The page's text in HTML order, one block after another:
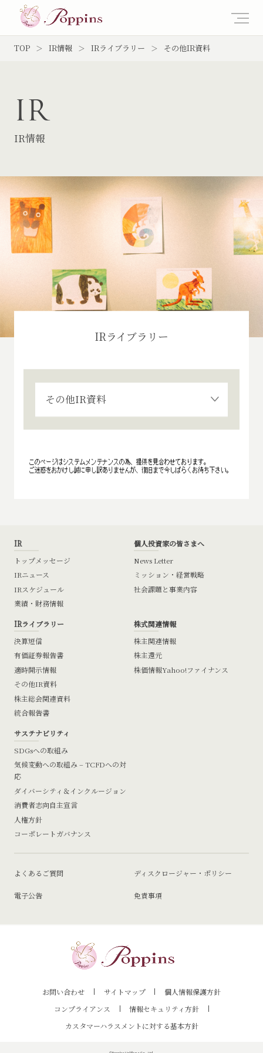
TOP IR情報 IRライブラリー その他IR資料
IR
IR情報
IRライブラリー
その他IR資料
IR
トップメッセージ
IRニュース
IRスケジュール
業績・財務情報
個人投資家の皆さまへ
News Letter
ミッション・経営戦略
社会課題と事業内容
IRライブラリー
決算短信
有価証券報告書
適時開示情報
その他IR資料
株主総会関連資料
統合報告書
株式関連情報
株主関連情報
株主還元
株価情報Yahoo!ファイナンス
サステナビリティ
SDGsへの取組み
気候変動への取組み – TCFDへの対
応
ダイバーシティ＆インクルージョン
消費者志向自主宣言
人権方針
コーポレートガバナンス
よくあるご質問 ディスクロージャー・ポリシー
電子公告 免責事項
お問い合わせ サイトマップ
個人情報保護方針
コンプライアンス
情報セキュリティ方針
カスタマーハラスメントに対する基本方針